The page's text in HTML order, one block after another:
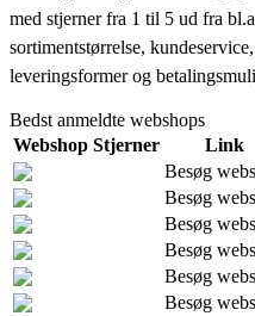
med stjerner fra 1 til 5 ud fra
sortimentstørrelse,
leveringsformer og
Bedst anmeldte webshops
Webshop Stjerner
Link
Besøg
Besøg
Besøg
Besøg
Besøg
Besøg